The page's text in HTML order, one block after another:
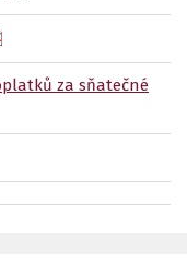
za sňatečné